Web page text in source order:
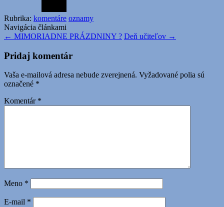
Rubrika: komentáre oznamy
Navigácia článkami
← MIMORIADNE PRÁZDNINY ? Deň učiteľov →
Pridaj komentár
Vaša e-mailová adresa nebude zverejnená. Vyžadované polia sú
označené *
Komentár *
Meno *
E-mail *